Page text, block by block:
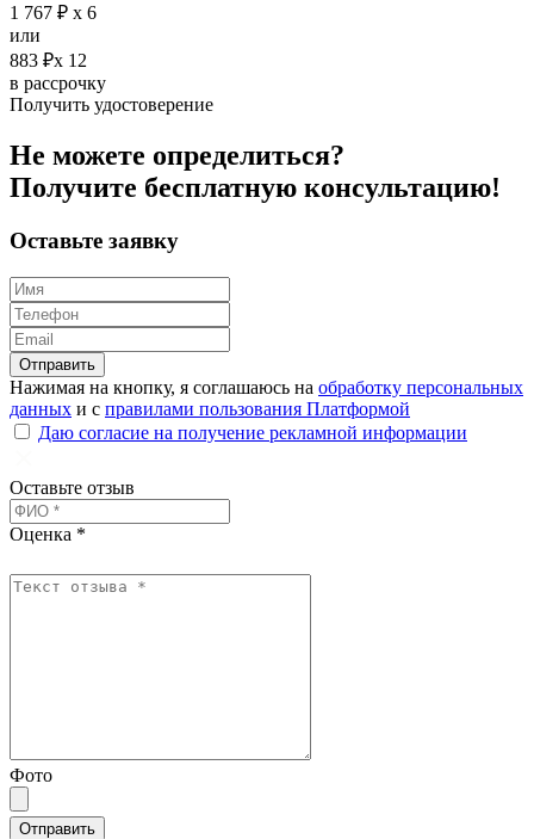
1 767 ₽ х 6
или
883 ₽х 12
в рассрочку
Получить удостоверение
Не можете определиться?
Получите бесплатную консультацию!
Оставьте заявку
Отправить
Нажимая на кнопку, я соглашаюсь на обработку персональных
данных и с правилами пользования Платформой
Даю согласие на получение рекламной информации
Оставьте отзыв
Оценка *
Фото
Отправить